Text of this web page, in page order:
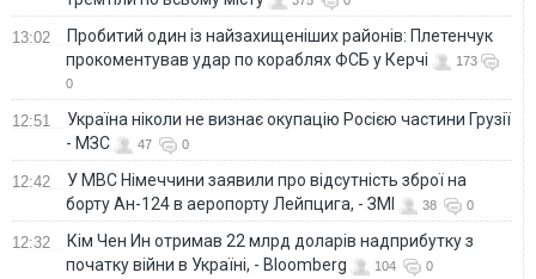
13:02
Пробитий один із найзахищеніших районів: Плетенчук
прокоментував удар по кораблях ФСБ у Керчі
173
0
12:51
Україна ніколи не визнає окупацію Росією частини Грузії
- МЗС
47 0
12:42
У МВС Німеччини заявили про відсутність зброї на
борту Ан-124 в аеропорту Лейпцига, - ЗМІ
38 0
12:32
Кім Чен Ин отримав 22 млрд доларів надприбутку з
початку війни в Україні, - Bloomberg
104 0